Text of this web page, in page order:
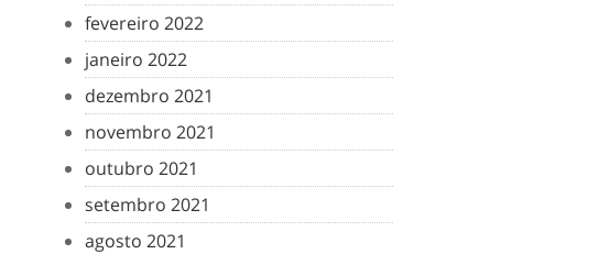
fevereiro 2022
janeiro 2022
dezembro 2021
novembro 2021
outubro 2021
setembro 2021
agosto 2021